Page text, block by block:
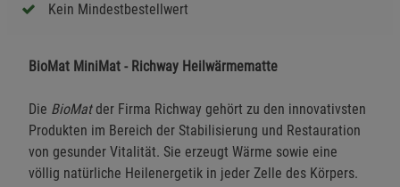
Kein Mindestbestellwert
BioMat MiniMat - Richway Heilwärmematte
Die BioMatder Firma Richway gehört zu den innovativsten
Produkten im Bereich der Stabilisierung und Restauration
von gesunder Vitalität. Sie erzeugt Wärme sowie eine
völlig natürliche Heilenergetik in jeder Zelle des Körpers.